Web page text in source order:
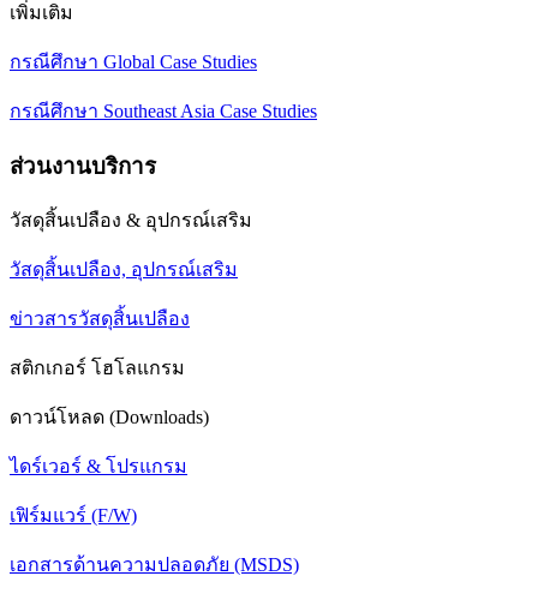
เพิ่มเติม
กรณีศึกษา Global Case Studies
กรณีศึกษา Southeast Asia Case Studies
ส่วนงานบริการ
วัสดุสิ้นเปลือง & อุปกรณ์เสริม
วัสดุสิ้นเปลือง, อุปกรณ์เสริม
ข่าวสารวัสดุสิ้นเปลือง
สติกเกอร์ โฮโลแกรม
ดาวน์โหลด (Downloads)
ไดร์เวอร์ & โปรแกรม
เฟิร์มแวร์ (F/W)
เอกสารด้านความปลอดภัย (MSDS)